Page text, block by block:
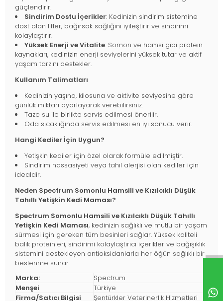
güçlendirir.
Sindirim Dostu İçerikler: Kedinizin sindirim sistemine
dost olan lifler, bağırsak sağlığını iyileştirir ve sindirimi
kolaylaştırır.
Yüksek Enerji ve Vitalite: Somon ve hamsi gibi protein
kaynakları, kedinizin enerji seviyelerini yüksek tutar ve aktif
yaşam tarzını destekler.
Kullanım Talimatları
Kedinizin yaşına, kilosuna ve aktivite seviyesine göre
günlük miktarı ayarlayarak verebilirsiniz.
Taze su ile birlikte servis edilmesi önerilir.
Oda sıcaklığında servis edilmesi en iyi sonucu verir.
Hangi Kediler İçin Uygun?
Yetişkin kediler için özel olarak formüle edilmiştir.
Sindirim hassasiyeti veya tahıl alerjisi olan kediler için
idealdir.
Neden Spectrum Somonlu Hamsili ve Kızılcıklı Düşük
Tahıllı Yetişkin Kedi Maması?
Spectrum Somonlu Hamsili ve Kızılcıklı Düşük Tahıllı
Yetişkin Kedi Maması, kedinizin sağlıklı ve mutlu bir yaşam
sürmesi için gereken tüm besinleri sağlar. Yüksek kaliteli
balık proteinleri, sindirimi kolaylaştırıcı içerikler ve bağışıklık
sistemini destekleyen antioksidanlarla her öğün sağlıklı bir
beslenme sunar.
Marka:
Spectrum
Menşei
Türkiye
Firma/Satıcı Bilgisi
Şentürkler Veterinerlik Hizmetleri